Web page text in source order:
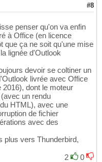
#8
penser qu'on va enfin
à Office (en licence
que ça ne soit qu'une mise
lignée d'Outlook
devoir se coltiner un
livrée avec Office
dont le moteur
un rendu
HTML), avec une
de fichier
avec des
plus vers Thunderbird,
2
0